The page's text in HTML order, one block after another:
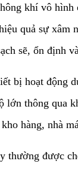
khí vô hình
quả sự xâm
sẽ, ổn định
bị hoạt động
lớn thông qua
hàng, nhà
thường được